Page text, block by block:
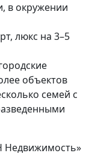
в окружении
люкс на 3–5
объектов
семей с
Недвижимость»